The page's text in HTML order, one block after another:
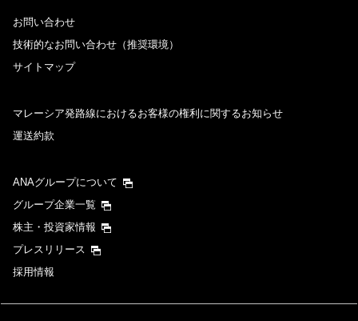
お問い合わせ
技術的なお問い合わせ（推奨環境）
サイトマップ
マレーシア発路線におけるお客様の権利に関するお知らせ
運送約款
ANAグループについて
グループ企業一覧
株主・投資家情報
プレスリリース
採用情報